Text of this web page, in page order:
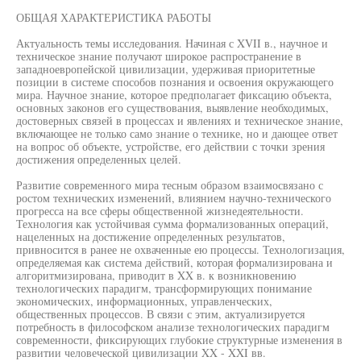
ОБЩАЯ ХАРАКТЕРИСТИКА РАБОТЫ
Актуальность темы исследования. Начиная с XVII в., научное и
техническое знание получают широкое распространение в
западноевропейской цивилизации, удерживая приоритетные
позиции в системе способов познания и освоения окружающего
мира. Научное знание, которое предполагает фиксацию объекта,
основных законов его существования, выявление необходимых,
достоверных связей в процессах и явлениях и техническое знание,
включающее не только само знание о технике, но и дающее ответ
на вопрос об объекте, устройстве, его действии с точки зрения
достижения определенных целей.
Развитие современного мира тесным образом взаимосвязано с
ростом технических изменений, влиянием научно-технического
прогресса на все сферы общественной жизнедеятельности.
Технология как устойчивая сумма формализованных операций,
нацеленных на достижение определенных результатов,
привносится в ранее не охваченные ею процессы. Технологизация,
определяемая как система действий, которая формализирована и
алгоритмизирована, приводит в XX в. к возникновению
технологических парадигм, трансформирующих понимание
экономических, информационных, управленческих,
общественных процессов. В связи с этим, актуализируется
потребность в философском анализе технологических парадигм
современности, фиксирующих глубокие структурные изменения в
развитии человеческой цивилизации XX - XXI вв.